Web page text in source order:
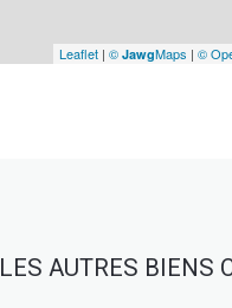
Leaflet | © JawgMaps | ©
LES AUTRES BIENS